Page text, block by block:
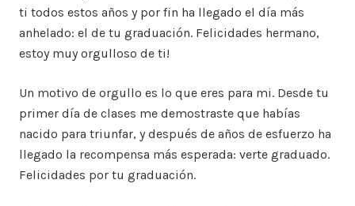
ti todos estos años y por fin ha llegado el día más
anhelado: el de tu graduación. Felicidades hermano,
estoy muy orgulloso de ti!
Un motivo de orgullo es lo que eres para mi. Desde tu
primer día de clases me demostraste que habías
nacido para triunfar, y después de años de esfuerzo ha
llegado la recompensa más esperada: verte graduado.
Felicidades por tu graduación.